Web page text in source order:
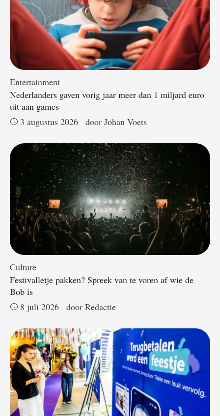
Entertainment
Nederlanders gaven vorig jaar meer dan 1 miljard euro
uit aan games
3 augustus 2026
door Johan Voets
Culture
Festivalletje pakken? Spreek van te voren af wie de
Bob is
8 juli 2026
door Redactie